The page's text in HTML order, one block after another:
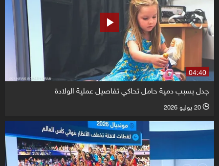
04:40
جدل بسبب دمية حامل تحاكي تفاصيل عملية الولادة
l 20 يوليو 2026